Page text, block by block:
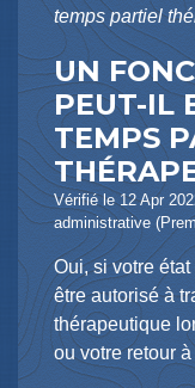
temps partiel
UN
PEUT-IL
TEMPS
Vérifié le 12 Apr
administrative
Oui, si votre
être autorisé à
thérapeutique
ou votre retour